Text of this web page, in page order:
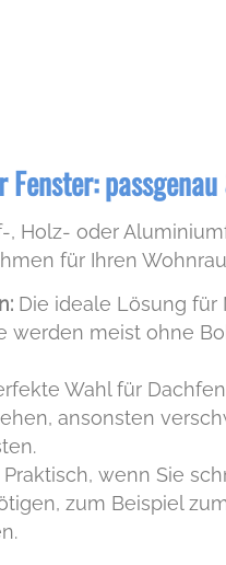
, Holz- oder
für Ihren
Die ideale Lösung
werden meist ohne
Wahl für
ansonsten
Praktisch, wenn Sie
zum Beispiel